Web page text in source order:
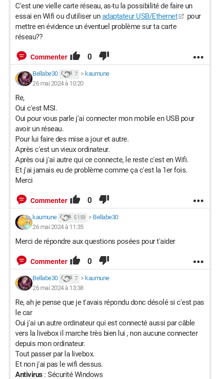
C'est une vielle carte réseau, as-tu la possibilité de faire un
essai en Wifi ou d'utiliser unadaptateur USB/Ethernet
pour
mettre en évidence un éventuel problème sur ta carte
réseau??
Commenter 0
Bellabe30 7 > kaumune
26 mai 2024 à 10:20
Re,
Oui c'est MSI.
Oui pour vous parle j'ai connecter mon mobile en USB pour
avoir un réseau.
Pour lui faire des mise a jour et autre.
Après c'est un vieux ordinateur.
Après oui j'ai autre qui ce connecte, le reste c'est en Wifi.
Et j'ai jamais eu de problème comme ça c'est la 1er fois.
Merci
Commenter 0
kaumune 5 159 > Bellabe30
26 mai 2024 à 11:35
Merci de répondre aux questions posées pour t'aider
Commenter 0
Bellabe30 7 > kaumune
26 mai 2024 à 13:38
Re, ah je pense que je t'avais répondu donc désolé si c'est pas
le car
Oui j'ai un autre ordinateur qui est connecté aussi par câble
vers la livebox il marche très bien lui , non aucune connecter
depuis mon ordinateur.
Tout passer par la livebox.
Et non j'ai pas le wifi dessus.
Antivirus : Sécurité Windows